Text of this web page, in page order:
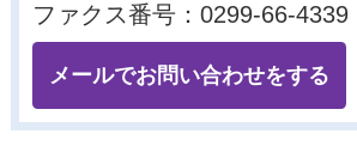
ファクス番号：0299-66-4339
メールでお問い合わせをする